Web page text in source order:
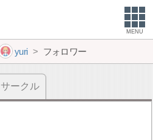
MENU
yuri フォロワー
サークル